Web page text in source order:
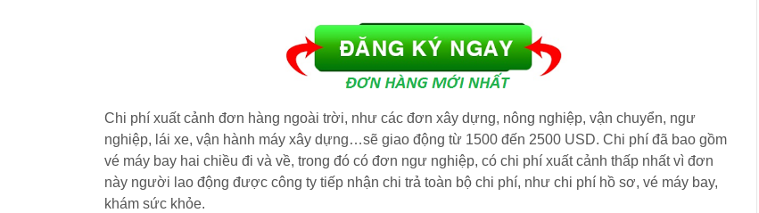
Chi phí xuất cảnh đơn hàng ngoài trời, như các đơn xây dựng, nông nghiệp, vận chuyển, ngư
nghiệp, lái xe, vận hành máy xây dựng…sẽ giao động từ 1500 đến 2500 USD. Chi phí đã bao gồm
vé máy bay hai chiều đi và về, trong đó có đơn ngư nghiệp, có chi phí xuất cảnh thấp nhất vì đơn
này người lao động được công ty tiếp nhận chi trả toàn bộ chi phí, như chi phí hồ sơ, vé máy bay,
khám sức khỏe.